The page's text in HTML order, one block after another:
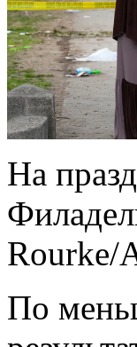
На
Rourke/
По